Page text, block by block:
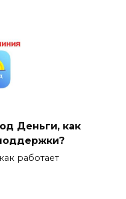
Деньги, как
работает